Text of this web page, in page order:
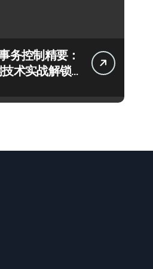
务控制精要：
术实战解锁